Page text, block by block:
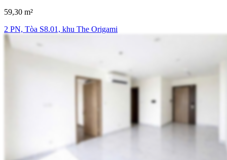
59,30 m²
2 PN, Tòa S8.01, khu The Origami